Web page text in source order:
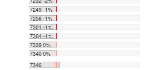
7249 -1%
7256 -1%
7301 -1%
7304 -1%
7339 0%
7340 0%
7346